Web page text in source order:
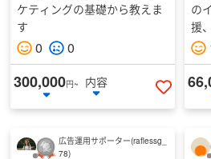
ケティングの基礎から教えま
す
0 0
300,000円~
内容
いいねす
の
援
広告運用サポーター(raflessg_
78)